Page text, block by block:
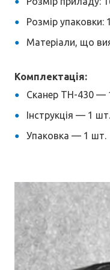
Розмір
Матеріали, що
Комплектація:
Сканер TH-430 —
Інструкція — 1 шт.
Упаковка — 1 шт.